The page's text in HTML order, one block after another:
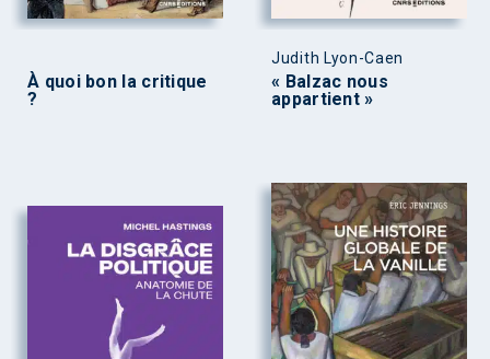
À quoi bon la critique
?
Judith Lyon-Caen
« Balzac nous
appartient »